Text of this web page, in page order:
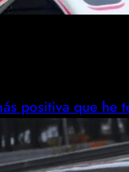
positiva que he